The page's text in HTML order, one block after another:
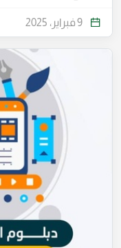
9 فبراير، 2025